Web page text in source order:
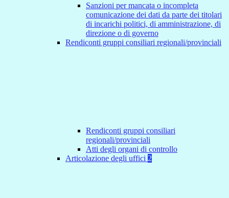
Sanzioni per mancata o incompleta
comunicazione dei dati da parte dei titolari
di incarichi politici, di amministrazione, di
direzione o di governo
Rendiconti gruppi consiliari regionali/provinciali
Rendiconti gruppi consiliari
regionali/provinciali
Atti degli organi di controllo
Articolazione degli uffici 2